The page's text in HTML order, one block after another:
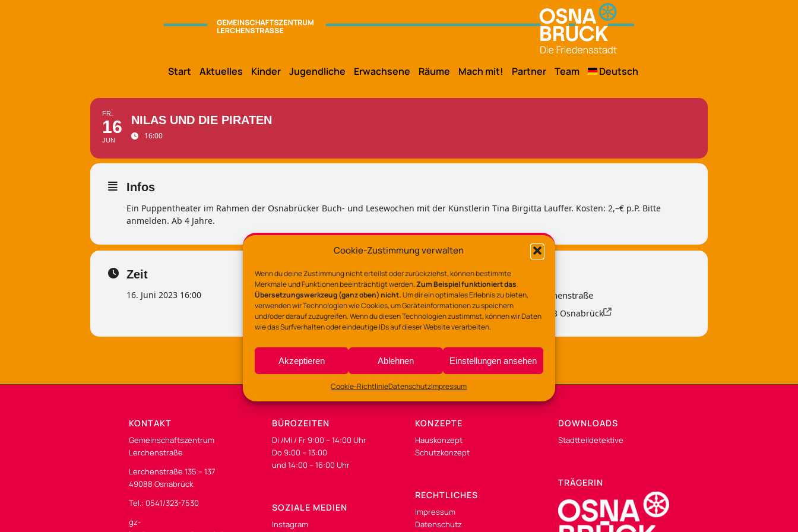
Cookie-Zustimmung verwalten
Wenn du deine Zustimmung nicht erteilst oder zurückziehst, können bestimmte
Merkmale und Funktionen beeinträchtigt werden.Zum Beispiel funktioniert das
Übersetzungswerkzeug (ganz oben) nicht.Um dir ein optimales Erlebnis zu bieten,
verwenden wir Technologien wie Cookies, um Geräteinformationen zu speichern
und/oder darauf zuzugreifen. Wenn du diesen Technologien zustimmst, können wir Daten
wie das Surfverhalten oder eindeutige IDs auf dieser Website verarbeiten.
Akzeptieren Ablehnen Einstellungen ansehen
Cookie-RichtlinieDatenschutzImpressum
Start Aktuelles Kinder Jugendliche Erwachsene Räume Mach mit! Partner Team Deutsch
FR.
16
JUN
NILAS UND DIE PIRATEN
16:00
Infos
Ein Puppentheater im Rahmen der Osnabrücker Buch- und Lesewochen mit der Künstlerin Tina Birgitta Lauffer. Kosten: 2,–€ p.P. Bitte
anmelden. Ab 4 Jahre.
Zeit
16. Juni 2023 16:00
Ort
Gemeinschaftszentrum Lerchenstraße
Lerchenstraße 135-137, 49088 Osnabrück
KONTAKT
Gemeinschaftszentrum
Lerchenstraße
Lerchenstraße 135 – 137
49088 Osnabrück
Tel.: 0541/323-7530
gz-
BÜROZEITEN
Di /Mi / Fr 9:00 – 14:00 Uhr
Do 9:00 – 13:00
und 14:00 – 16:00 Uhr
SOZIALE MEDIEN
Instagram
KONZEPTE
Hauskonzept
Schutzkonzept
RECHTLICHES
Impressum
Datenschutz
DOWNLOADS
Stadtteildetektive
TRÄGERIN